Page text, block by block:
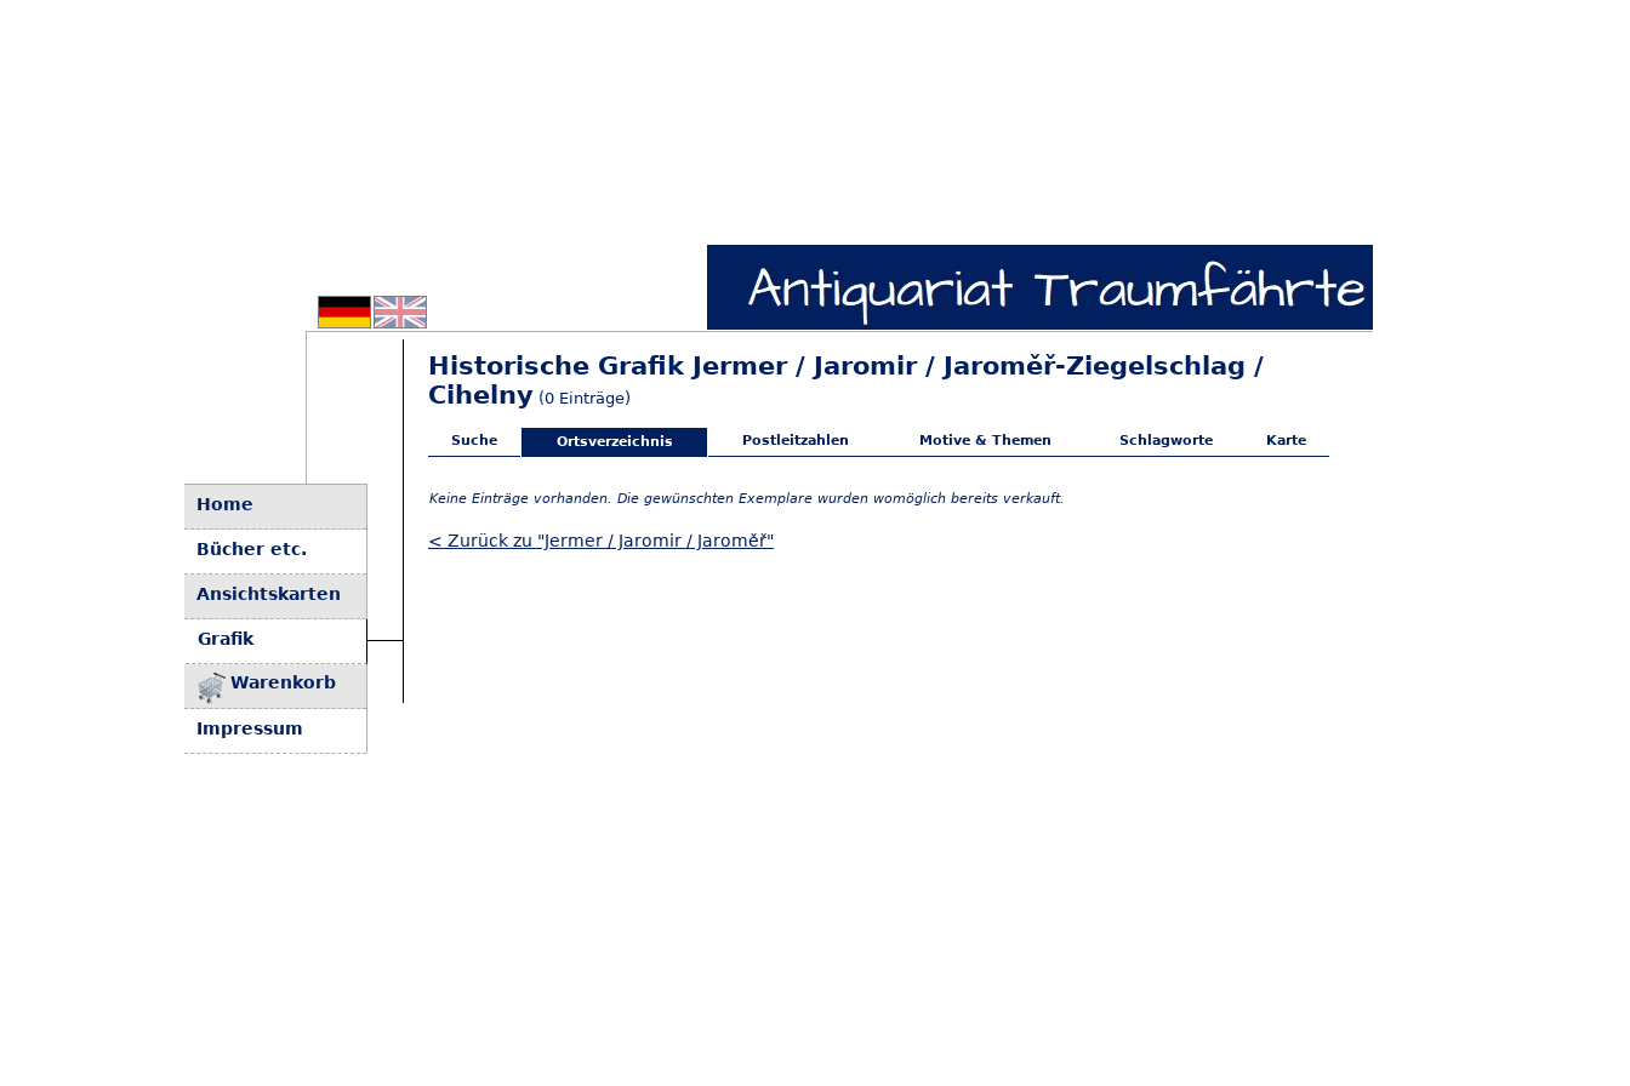
Home
Bücher etc.
Ansichtskarten
Grafik
Warenkorb
Impressum
Historische Grafik Jermer / Jaromir / Jaroměř-Ziegelschlag /
Cihelny (0 Einträge)
Suche Ortsverzeichnis Postleitzahlen Motive & Themen Schlagworte Karte
Keine Einträge vorhanden. Die gewünschten Exemplare wurden womöglich bereits verkauft.
< Zurück zu "Jermer / Jaromir / Jaroměř"